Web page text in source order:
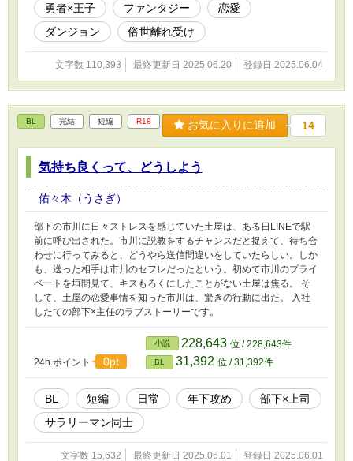
勇者×王子
ファンタジー
恋愛
ダンジョン
俗世離れ受け
文字数 110,393 最終更新日 2025.06.20 登録日 2025.06.04
BL 完結 短編 R18 お気に入りに追加 14
気持ち良くって、どうしよう
佑々木（うさぎ）
部下の市川に日々ストレスを感じていた土屋は、ある日LINEで駅
前に呼び出された。市川に説教をするチャンスだと捉えて、待ち合
わせに行ってみると、どうやら送信間違いをしていたらしい。しか
も、送った相手は市川のセフレだったという。初めて市川のプライ
ベートを垣間見て、キスもろくにしたことがない土屋は焦る。 そ
して、土屋の恋愛事情を知った市川は、驚きの行動に出た。 入社
したての部下×主任のラブストーリーです。
24h.ポイント 0pt
小説 228,643 位 / 228,643件
BL 31,392 位 / 31,392件
BL 短編 日常 年下攻め
部下×上司
サラリーマン同士
文字数 15,632 最終更新日 2025.06.01 登録日 2025.06.01